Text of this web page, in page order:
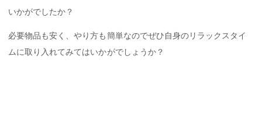
いかがでしたか？
必要物品も安く、やり方も簡単なのでぜひ自身のリラックスタイ
ムに取り入れてみてはいかがでしょうか？